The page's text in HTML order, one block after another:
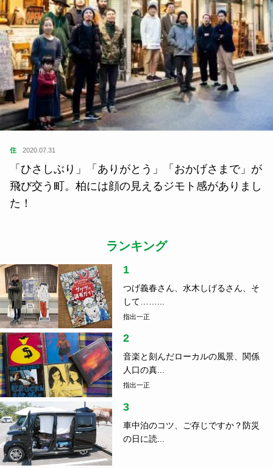
住 2020.07.31
「ひさしぶり」「ありがとう」「おかげさまで」が
飛び交う町。柏には顔の見えるジモト感がありまし
た！
ランキング
1
つげ義春さん、水木しげるさん、そ
して……...
指出一正
2
音楽と刻んだローカルの風景、関係
人口の真...
指出一正
3
車中泊のコツ、ご存じですか？防災
の日に読...